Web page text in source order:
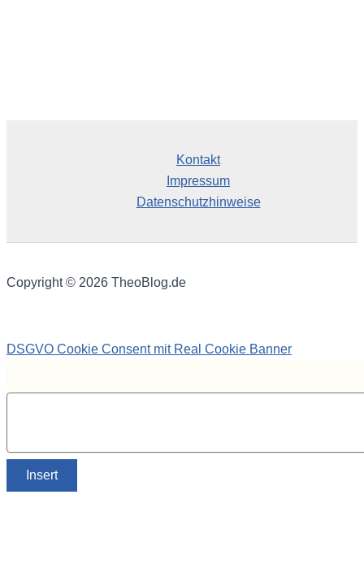
Kontakt
Impressum
Datenschutzhinweise
Copyright © 2026 TheoBlog.de
DSGVO Cookie Consent mit Real Cookie Banner
Insert